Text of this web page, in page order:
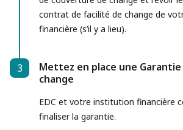
contrat de facilité de change de
financière (s’il y a lieu).
Step 3
3
Mettez en place une
change
EDC et votre institution financière
finaliser la garantie.